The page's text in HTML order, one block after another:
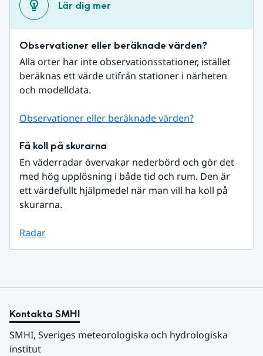
Lär dig mer
Observationer eller beräknade värden?
Alla orter har inte observationsstationer, istället
beräknas ett värde utifrån stationer i närheten
och modelldata.
Observationer eller beräknade värden?
Få koll på skurarna
En väderradar övervakar nederbörd och gör det
med hög upplösning i både tid och rum. Den är
ett värdefullt hjälpmedel när man vill ha koll på
skurarna.
Radar
Kontakta SMHI
SMHI, Sveriges meteorologiska och hydrologiska
institut